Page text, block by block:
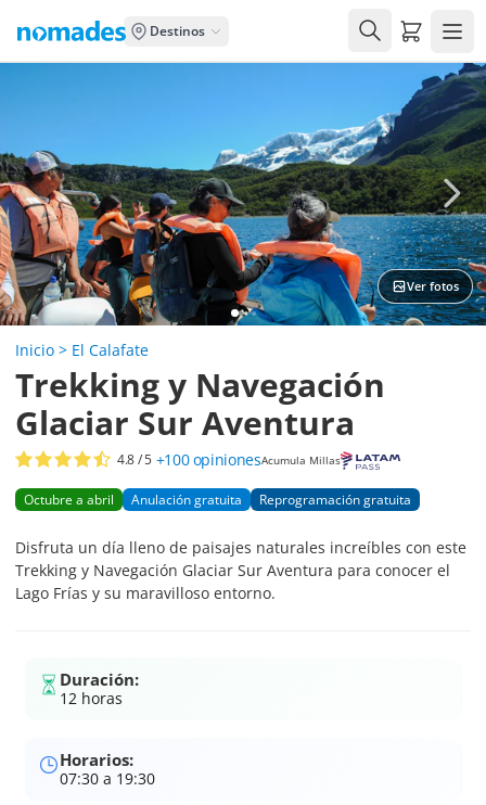
Destinos Carrito
Ver fotos
Inicio > El Calafate
Trekking y Navegación
Glaciar Sur Aventura
4.8/ 5 +100 opinionesAcumula Millas
Octubre a abril Anulación gratuita Reprogramación gratuita
Disfruta un día lleno de paisajes naturales increíbles con este
Trekking y Navegación Glaciar Sur Aventura para conocer el
Lago Frías y su maravilloso entorno.
Duración:
12 horas
Horarios:
07:30 a 19:30